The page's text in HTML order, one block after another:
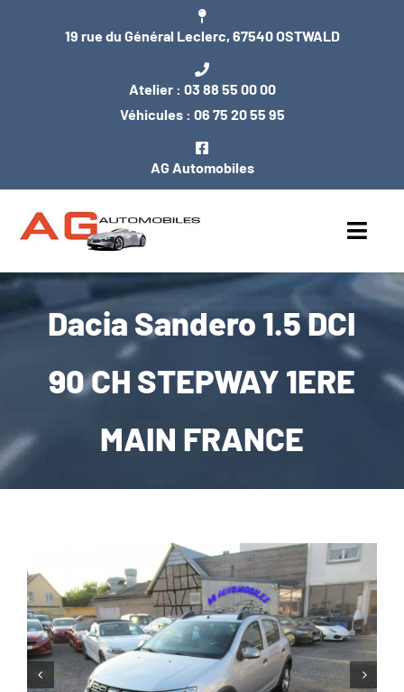
19 rue du Général Leclerc, 67540 OSTWALD
Atelier : 03 88 55 00 00
Véhicules : 06 75 20 55 95
AG Automobiles
ACCUEIL
ENTRETIEN / MÉCANIQUE
CARROSSERIE / VITRAGE
Dacia Sandero 1.5 DCI
90 CH STEPWAY 1ERE
MAIN FRANCE